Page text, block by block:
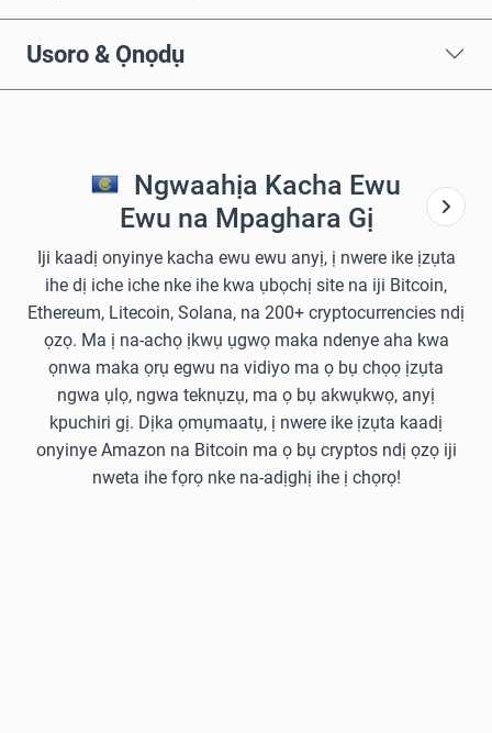
Usoro & Ọnọdụ
Ngwaahịa Kacha Ewu
Ewu na Mpaghara Gị
Iji kaadị onyinye kacha ewu ewu anyị, ị nwere ike ịzụta
ihe dị iche iche nke ihe kwa ụbọchị site na iji Bitcoin,
Ethereum, Litecoin, Solana, na 200+ cryptocurrencies ndị
ọzọ. Ma ị na-achọ ịkwụ ụgwọ maka ndenye aha kwa
ọnwa maka ọrụ egwu na vidiyo ma ọ bụ chọọ ịzụta
ngwa ụlọ, ngwa teknụzụ, ma ọ bụ akwụkwọ, anyị
kpuchiri gị. Dịka ọmụmaatụ, ị nwere ike ịzụta kaadị
onyinye Amazon na Bitcoin ma ọ bụ cryptos ndị ọzọ iji
nweta ihe fọrọ nke na-adịghị ihe ị chọrọ!